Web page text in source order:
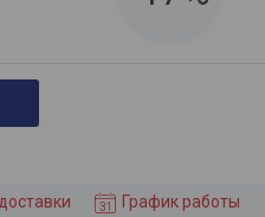
График работы